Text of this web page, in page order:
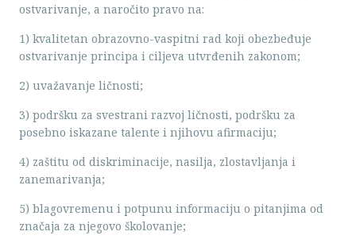
ostvarivanje, a naročito pravo na:
1) kvalitetan obrazovno-vaspitni rad koji obezbeđuje
ostvarivanje principa i ciljeva utvrđenih zakonom;
2) uvažavanje ličnosti;
3) podršku za svestrani razvoj ličnosti, podršku za
posebno iskazane talente i njihovu afirmaciju;
4) zaštitu od diskriminacije, nasilja, zlostavljanja i
zanemarivanja;
5) blagovremenu i potpunu informaciju o pitanjima od
značaja za njegovo školovanje;